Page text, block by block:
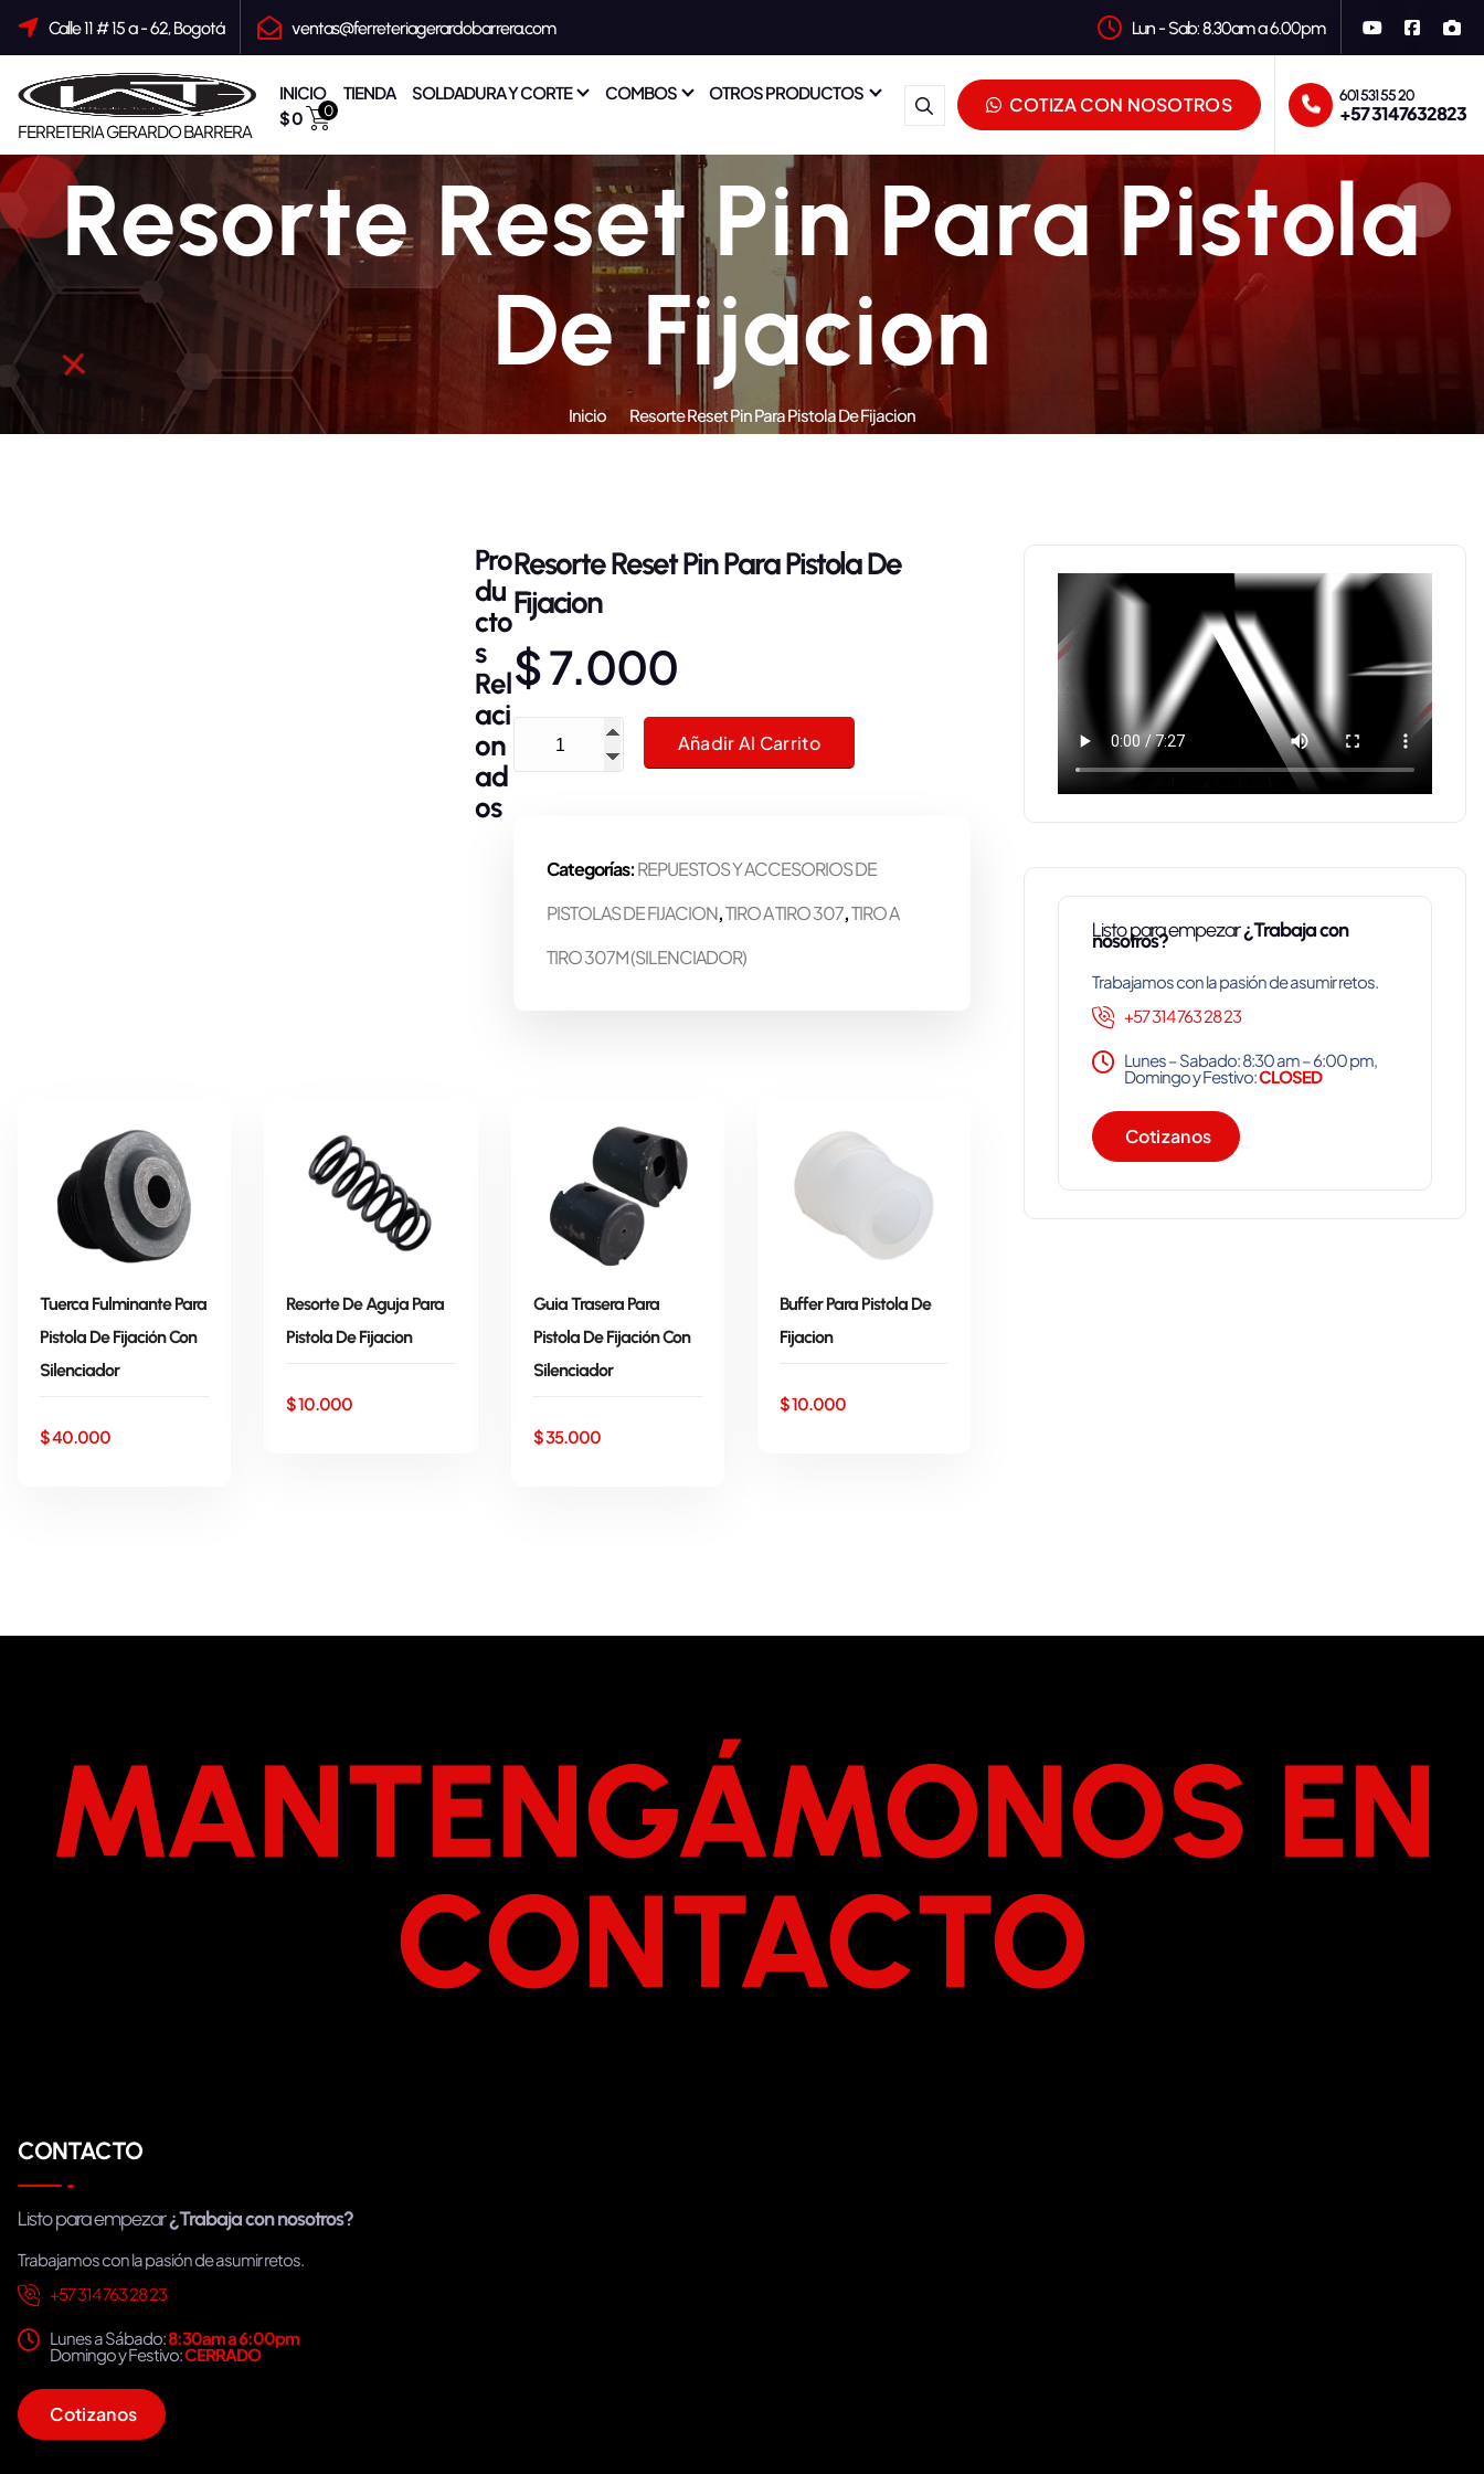
t
o
n
t
e
n
Calle 11 # 15 a - 62, Bogotá ventas@ferreteriagerardobarrera.com Lun - Sab: 8.30am a 6.00pm
FERRETERIA GERARDO BARRERA
INICIO TIENDA SOLDADURA Y CORTE COMBOS
OTROS PRODUCTOS
$0 0 COTIZA CON NOSOTROS 601 531 55 20
+57 3147632823
Resorte Reset Pin Para Pistola
De Fijacion
Inicio Resorte Reset Pin Para Pistola De Fijacion
Resorte Reset Pin Para Pistola De
Fijacion
$7.000
Resorte Reset Pin Para Pistola De Fijacion cantidad
Añadir Al Carrito
Categorías:REPUESTOS Y ACCESORIOS DE
PISTOLAS DE FIJACION,TIRO A TIRO 307,TIRO A
TIRO 307M (SILENCIADOR)
Pro
Du
Cto
S
Rel
Aci
On
Ad
Os
AÑADIR AL
Tuerca Fulminante Para
Pistola De Fijación Con
Silenciador
$40.000
AÑADIR AL
CARRITO
Resorte De Aguja Para
Pistola De Fijacion
$10.000
AÑADIR AL
Guia Trasera Para
Pistola De Fijación Con
Silenciador
$35.000
AÑADIR AL
CARRITO
Buffer Para Pistola De
Fijacion
$10.000
Listo para empezar¿Trabaja con
nosotros?
Trabajamos con la pasión de asumir retos.
+57 314 763 28 23
Lunes – Sabado: 8:30 am – 6:00 pm,
Domingo y Festivo:CLOSED
Cotizanos
MANTENGÁMONOS EN
CONTACTO
CONTACTO
Listo para empezar¿Trabaja con nosotros?
Trabajamos con la pasión de asumir retos.
+57 314 763 28 23
Lunes a Sábado:8:30am a 6:00pm
Domingo y Festivo:CERRADO
Cotizanos